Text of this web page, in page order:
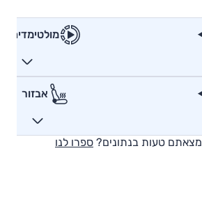
מולטימדיה
אבזור
מצאתם טעות בנתונים? ספרו לנו